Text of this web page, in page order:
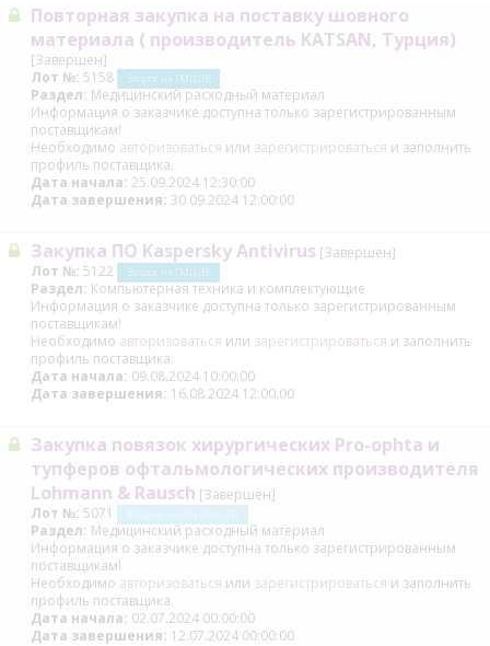
Повторная закупка на поставку шовного
материала ( производитель KATSAN, Турция)
[Завершен]
Лот №: 5158 Запрос на ТМЦ (В)
Раздел: Медицинский расходный материал
Информация о заказчике доступна только зарегистрированным
поставщикам!
Необходимо авторизоваться или зарегистрироваться и заполнить
профиль поставщика.
Дата начала: 25.09.2024 12:30:00
Дата завершения: 30.09.2024 12:00:00
Закупка ПО Kaspersky Antivirus [Завершен]
Лот №: 5122 Запрос на ТМЦ (В)
Раздел: Компьютерная техника и комплектующие
Информация о заказчике доступна только зарегистрированным
поставщикам!
Необходимо авторизоваться или зарегистрироваться и заполнить
профиль поставщика.
Дата начала: 09.08.2024 10:00:00
Дата завершения: 16.08.2024 12:00:00
Закупка повязок хирургических Pro-ophta и
тупферов офтальмологических производителя
Lohmann & Rausch [Завершен]
Лот №: 5071 Медицинский р/м по ТП
Раздел: Медицинский расходный материал
Информация о заказчике доступна только зарегистрированным
поставщикам!
Необходимо авторизоваться или зарегистрироваться и заполнить
профиль поставщика.
Дата начала: 02.07.2024 00:00:00
Дата завершения: 12.07.2024 00:00:00